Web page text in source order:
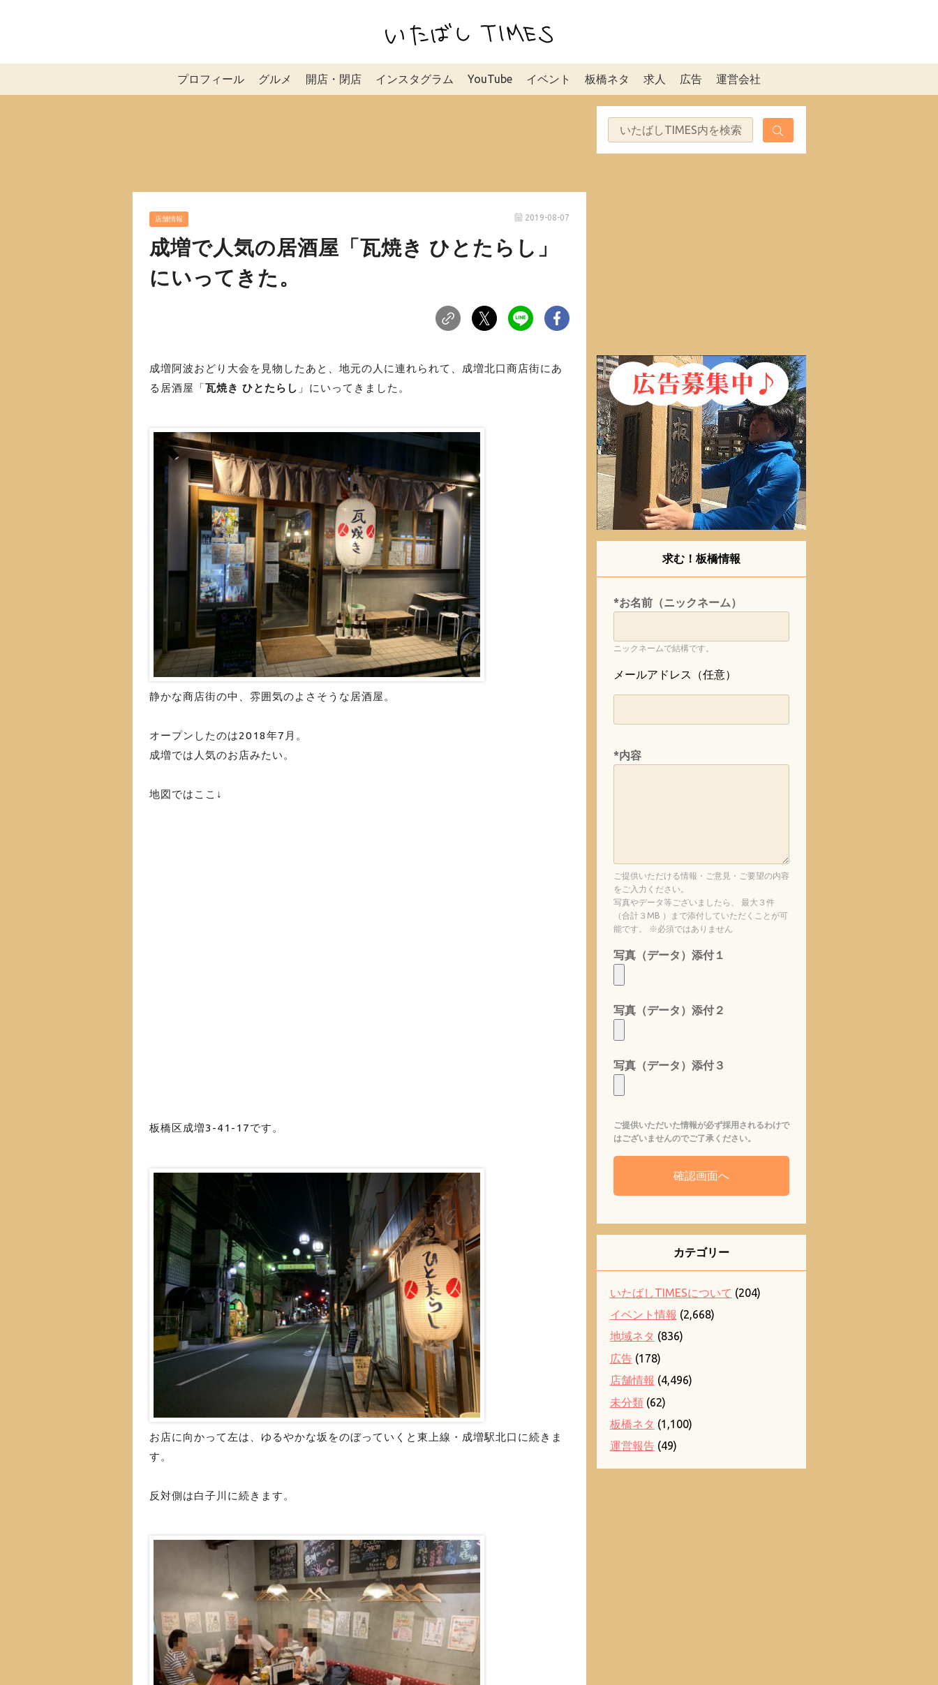
プロフィール グルメ 開店・閉店 インスタグラム YouTube イベント 板橋ネタ 求人 広告 運営会社
店舗情報 2019-08-07
成増で人気の居酒屋「瓦焼き ひとたらし」
にいってきた。
成増阿波おどり大会を見物したあと、地元の人に連れられて、成増北口商店街にあ
る居酒屋「瓦焼き ひとたらし 」にいってきました。
静かな商店街の中、雰囲気のよさそうな居酒屋。
オープンしたのは2018年7月。
成増では人気のお店みたい。
地図ではここ↓
板橋区成増3-41-17です。
お店に向かって左は、ゆるやかな坂をのぼっていくと東上線・成増駅北口に続きま
す。
反対側は白子川に続きます。
求む！板橋情報
*お名前（ニックネーム）
ニックネームで結構です。
メールアドレス（任意）
*内容
ご提供いただける情報・ご意見・ご要望の内容
をご入力ください。
写真やデータ等ございましたら、 最大３件
（合計３MB ）まで添付していただくことが可
能です。 ※必須ではありません
写真（データ）添付１
写真（データ）添付２
写真（データ）添付３
ご提供いただいた情報が必ず採用されるわけで
はございませんのでご了承ください。
カテゴリー
いたばしTIMESについて (204)
イベント情報 (2,668)
地域ネタ (836)
広告(178)
店舗情報 (4,496)
未分類(62)
板橋ネタ (1,100)
運営報告(49)